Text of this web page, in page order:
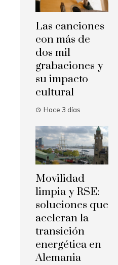
Las canciones
con más de
dos mil
grabaciones y
su impacto
cultural
Hace 3 días
Movilidad
limpia y RSE:
soluciones que
aceleran la
transición
energética en
Alemania